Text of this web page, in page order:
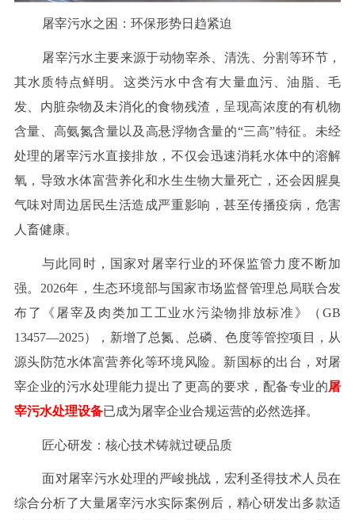
屠宰污水之困：环保形势日趋紧迫
屠宰污水主要来源于动物宰杀、清洗、分割等环节，
其水质特点鲜明。这类污水中含有大量血污、油脂、毛
发、内脏杂物及未消化的食物残渣，呈现高浓度的有机物
含量、高氨氮含量以及高悬浮物含量的“三高”特征。未经
处理的屠宰污水直接排放，不仅会迅速消耗水体中的溶解
氧，导致水体富营养化和水生生物大量死亡，还会因腥臭
气味对周边居民生活造成严重影响，甚至传播疫病，危害
人畜健康。
与此同时，国家对屠宰行业的环保监管力度不断加
强。2026年，生态环境部与国家市场监督管理总局联合发
布了《屠宰及肉类加工工业水污染物排放标准》（GB
13457—2025），新增了总氮、总磷、色度等管控项目，从
源头防范水体富营养化等环境风险。新国标的出台，对屠
宰企业的污水处理能力提出了更高的要求，配备专业的屠
宰污水处理设备已成为屠宰企业合规运营的必然选择。
匠心研发：核心技术铸就过硬品质
面对屠宰污水处理的严峻挑战，宏利圣得技术人员在
综合分析了大量屠宰污水实际案例后，精心研发出多款适